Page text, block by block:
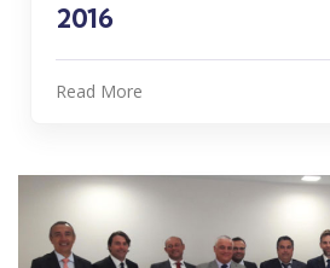
2016
Read More